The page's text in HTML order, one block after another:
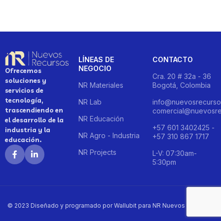
Ofrecemos
soluciones y
servicios de
tecnología,
trascendiendo en
el desarrollo de la
industria y la
educación.
LÍNEAS DE
NEGOCIO
NR Materiales
NR Lab
NR Educación
NR Agro - Industria
NR Projects
CONTACTO
Cra. 20 # 32a - 36
Bogotá, Colombia
+57 601 3402425 -
+57 310 867 1717
L-V: 07:30am-
5:30pm
© 2023 Diseñado y programado por Wallubit para NR Nuevos Recursos